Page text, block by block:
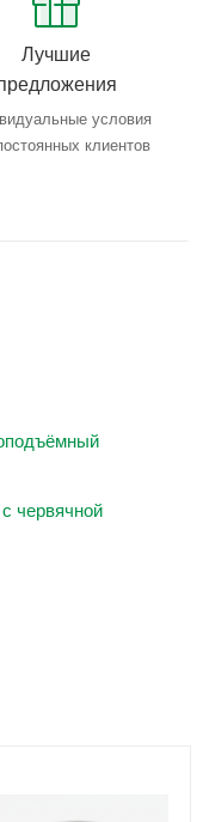
Лучшие
условия
клиентов
червячной